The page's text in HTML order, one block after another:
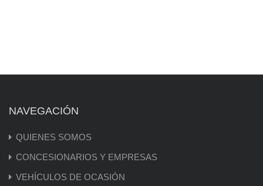
NAVEGACIÓN
QUIENES SOMOS
CONCESIONARIOS Y EMPRESAS
VEHÍCULOS DE OCASIÓN